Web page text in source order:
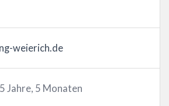
weierich.de
Jahre, 5 Monaten